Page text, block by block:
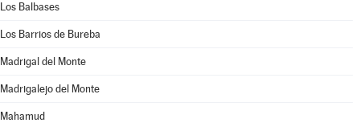
Los Balbases
Los Barrios de Bureba
Madrigal del Monte
Madrigalejo del Monte
Mahamud